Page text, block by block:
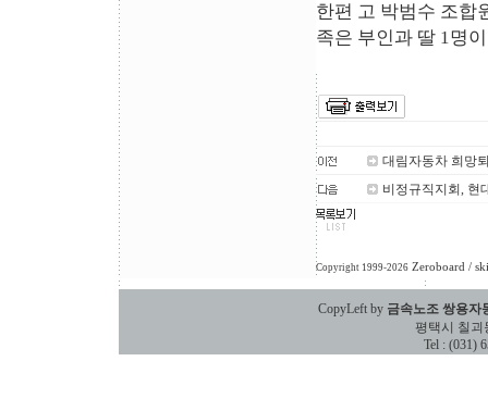
한편 고 박범수 조합
족은 부인과 딸 1명
대림자동차 희망
비정규직지회, 현
Copyright 1999-2026 Zeroboard /
CopyLeft by 금속노조 쌍용자
평택시 칠괴동
Tel : (031)